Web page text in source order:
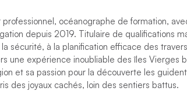
professionnel, océanographe de formation,
depuis 2019. Titulaire de qualifications
sécurité, à la planification efficace des
une expérience inoubliable des îles Vierges
et sa passion pour la découverte les
des joyaux cachés, loin des sentiers battus.